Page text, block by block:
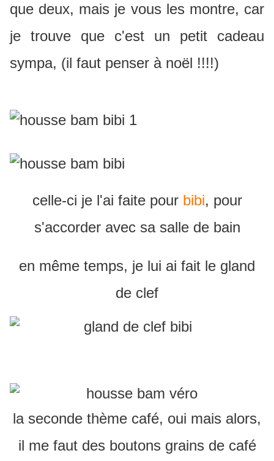
que deux, mais je vous les montre, car
je trouve que c'est un petit cadeau
sympa, (il faut penser à noël !!!!)
celle-ci je l'ai faite pour bibi, pour
s'accorder avec sa salle de bain
en même temps, je lui ai fait le gland
de clef
la seconde thème café, oui mais alors,
il me faut des boutons grains de café